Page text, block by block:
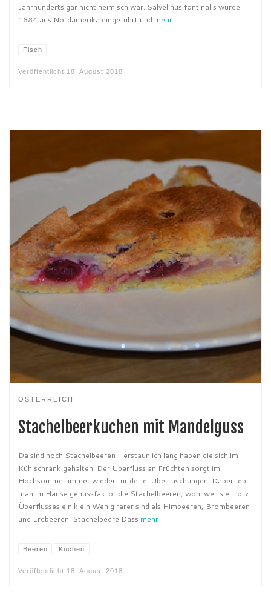
Jahrhunderts gar nicht heimisch war. Salvelinus fontinalis wurde
1884 aus Nordamerika eingeführt und mehr
Fisch
Veröffentlicht 18. August 2018
ÖSTERREICH
Stachelbeerkuchen mit Mandelguss
Da sind noch Stachelbeeren – erstaunlich lang haben die sich im
Kühlschrank gehalten. Der Überfluss an Früchten sorgt im
Hochsommer immer wieder für derlei Überraschungen. Dabei liebt
man im Hause genussfaktor die Stachelbeeren, wohl weil sie trotz
Überflusses ein klein Wenig rarer sind als Himbeeren, Brombeeren
und Erdbeeren. Stachelbeere Dass mehr
Beeren Kuchen
Veröffentlicht 18. August 2018